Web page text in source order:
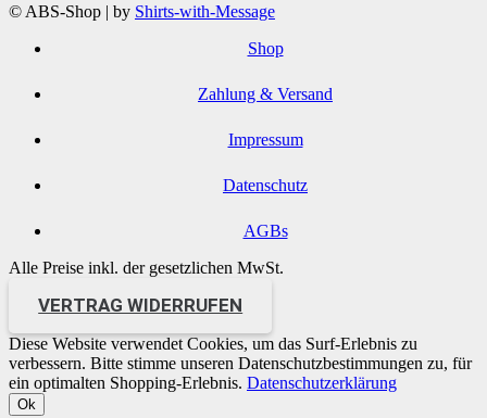
© ABS-Shop | by Shirts-with-Message
Shop
Zahlung & Versand
Impressum
Datenschutz
AGBs
Alle Preise inkl. der gesetzlichen MwSt.
VERTRAG WIDERRUFEN
Diese Website verwendet Cookies, um das Surf-Erlebnis zu
verbessern. Bitte stimme unseren Datenschutzbestimmungen zu, für
ein optimalten Shopping-Erlebnis. Datenschutzerklärung
Ok